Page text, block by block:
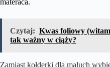
materaca.
Czytaj: Kwas foliowy
tak ważny w ciąży?
Zamiast kołderki dla maluch